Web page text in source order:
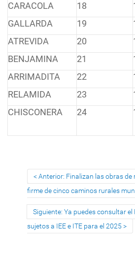
CARACOLA
18
GALLARDA
19
ATREVIDA
20
BENJAMINA
21
ARRIMADITA
22
RELAMIDA
23
CHISCONERA
24
Anterior: Finalizan las obras de
firme de cinco caminos rurales
Siguiente: Ya puedes consultar
sujetos a IEE e ITE para el 2025